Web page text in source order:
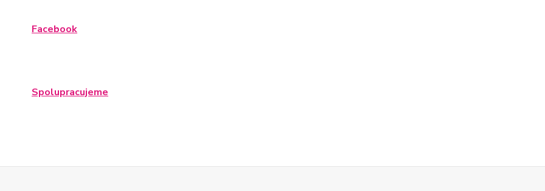
Facebook
Spolupracujeme